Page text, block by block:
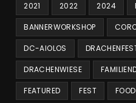
2021 2022 2024
BANNERWORKSHOP
DC-AIOLOS
DRACHENWIESE
FEATURED FEST FOOD